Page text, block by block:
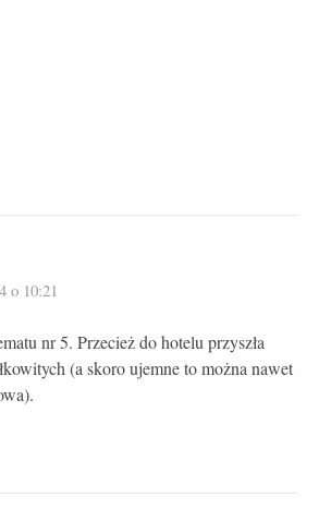
o 10:21
nr 5. Przecież do hotelu przyszła
(a skoro ujemne to można nawet